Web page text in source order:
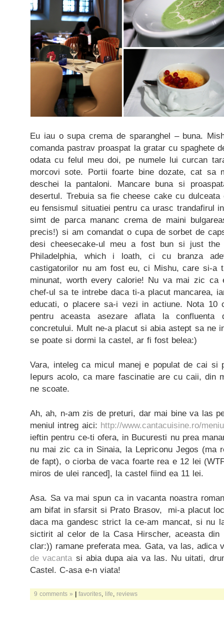
Eu iau o supa crema de sparanghel – buna.
comanda pastrav proaspat la gratar cu spaghete
odata cu felul meu doi, pe numele lui curcan
morcovi sote. Portii foarte bine dozate, cat sa
deschei la pantaloni. Mancare buna si
desertul. Trebuia sa fie cheese cake cu
eu fensismul situatiei pentru ca urasc trandafirul
simt de parca mananc crema de maini
precis!) si am comandat o cupa de sorbet de
desi cheesecake-ul meu a fost bun si just
Philadelphia, which i loath, ci cu branza
castigatorilor nu am fost eu, ci Mishu, care si-a
minunat, worth every calorie! Nu va mai zic ca
chef-ul sa te intrebe daca ti-a placut mancarea,
educati, o placere sa-i vezi in actiune. Nota 10
pentru aceasta asezare aflata la confluenta
concretului. Mult ne-a placut si abia astept sa ne
se poate si dormi la castel, ar fi fost belea:)
Vara, inteleg ca micul manej e populat de cai si
Iepurs acolo, ca mare fascinatie are cu caii, din
ne scoate.
Ah, ah, n-am zis de preturi, dar mai bine va las
meniul intreg aici: http://www.cantacuisine.ro/
ieftin pentru ce-ti ofera, in Bucuresti nu prea
nu mai zic ca in Sinaia, la Lepriconu Jegos (ma
de fapt), o ciorba de vaca foarte rea e 12 lei
miros de ulei ranced], la castel fiind ea 11 lei.
Asa. Sa va mai spun ca in vacanta noastra
am bifat in sfarsit si Prato Brasov, mi-a placut
daca ma gandesc strict la ce-am mancat, si nu
sictirit al celor de la Casa Hirscher, aceasta
clar:)) ramane preferata mea. Gata, va las, adica
de vacantasi abia dupa aia va las. Nu uitati,
Castel. C-asa e-n viata!
9 comments » | favorites life reviews